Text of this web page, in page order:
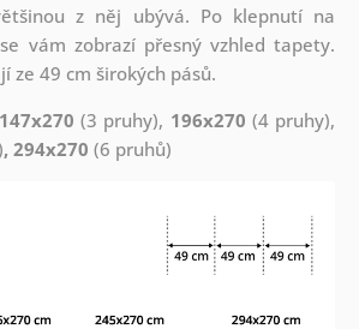
z něj ubývá. Po klepnutí na
vám zobrazí přesný vzhled tapety.
ze 49 cm širokých pásů.
(3 pruhy), 196x270 (4 pruhy),
, 294x270 (6 pruhů)